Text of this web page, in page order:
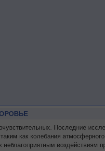
Последние
как колебания
неблагоприятным